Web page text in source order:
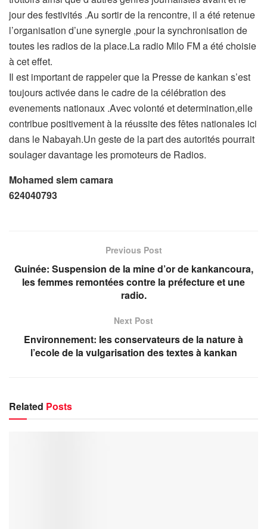
jour des festivités .Au sortir de la rencontre, il a été retenue
l’organisation d’une synergie ,pour la synchronisation de
toutes les radios de la place.La radio Milo FM a été choisie
à cet effet.
Il est important de rappeler que la Presse de kankan s’est
toujours activée dans le cadre de la célébration des
evenements nationaux .Avec volonté et determination,elle
contribue positivement à la réussite des fêtes nationales ici
dans le Nabayah.Un geste de la part des autorités pourrait
soulager davantage les promoteurs de Radios.
Mohamed slem camara
624040793
Previous Post
Guinée: Suspension de la mine d’or de kankancoura,
les femmes remontées contre la préfecture et une
radio.
Next Post
Environnement: les conservateurs de la nature à
l’ecole de la vulgarisation des textes à kankan
Related Posts